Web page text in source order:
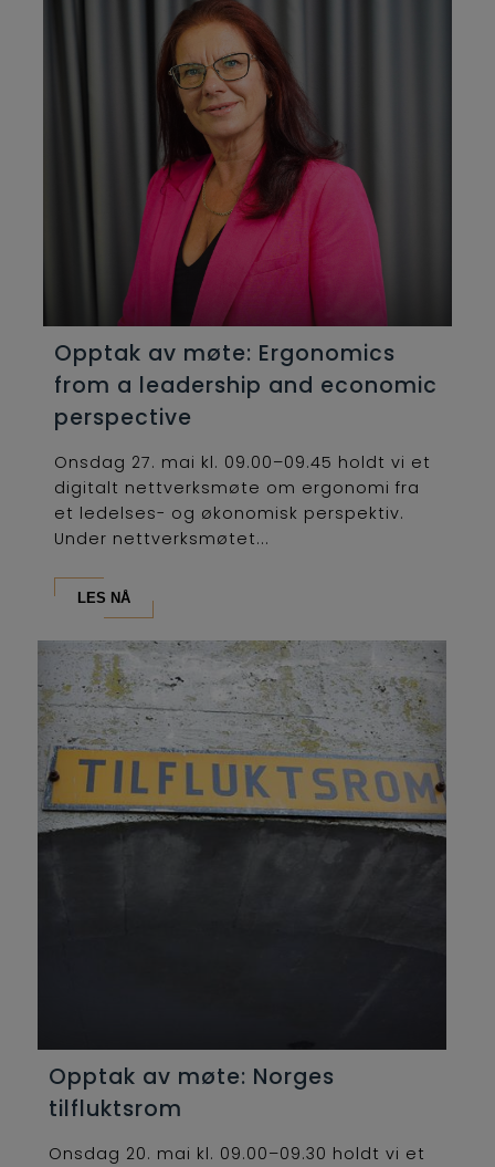
Opptak av møte: Ergonomics
from a leadership and economic
perspective
Onsdag 27. mai kl. 09.00–09.45 holdt vi et
digitalt nettverksmøte om ergonomi fra
et ledelses- og økonomisk perspektiv.
Under nettverksmøtet...
LES NÅ
Opptak av møte: Norges
tilfluktsrom
Onsdag 20. mai kl. 09.00–09.30 holdt vi et